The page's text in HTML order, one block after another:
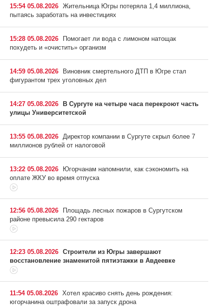
15:54 05.08.2026 Жительница Югры потеряла 1,4 миллиона,
пытаясь заработать на инвестициях
15:28 05.08.2026
Помогает ли вода с лимоном натощак
похудеть и «очистить» организм
14:59 05.08.2026
Виновник смертельного ДТП в Югре стал
фигурантом трех уголовных дел
14:27 05.08.2026 В Сургуте на четыре часа перекроют часть
улицы Университетской
13:55 05.08.2026
Директор компании в Сургуте скрыл более 7
миллионов рублей от налоговой
13:22 05.08.2026
Югорчанам напомнили, как сэкономить на
оплате ЖКУ во время отпуска
12:56 05.08.2026
Площадь лесных пожаров в Сургутском
районе превысила 290 гектаров
12:23 05.08.2026 Строители из Югры завершают
восстановление знаменитой пятиэтажки в Авдеевке
11:54 05.08.2026 Хотел красиво снять день рождения:
югорчанина оштрафовали за запуск дрона